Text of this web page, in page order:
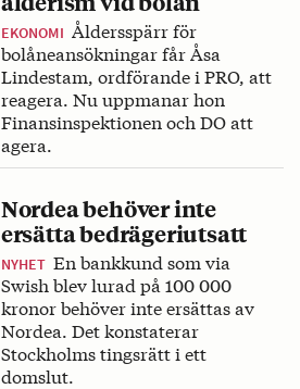
EKONOMI Åldersspärr för
bolåneansökningar får Åsa
Lindestam, ordförande i PRO, att
reagera. Nu uppmanar hon
Finansinspektionen och DO att
agera.
Nordea behöver inte
ersätta bedrägeriutsatt
NYHET En bankkund som via
Swish blev lurad på 100 000
kronor behöver inte ersättas av
Nordea. Det konstaterar
Stockholms tingsrätt i ett
domslut.